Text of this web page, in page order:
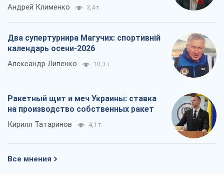
Андрей Клименко 3,4 т.
Два супертурнира Магучих: спортивній
календарь осени-2026
Александр Липенко 10,3 т.
Ракетный щит и меч Украины: ставка
на производство собственных ракет
Кирилл Татаринов 4,1 т.
Все мнения